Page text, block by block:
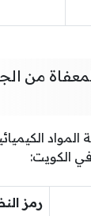
من
المواد
الكويت:
رمز